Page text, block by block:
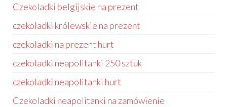
Czekoladki belgijskie na prezent
czekoladki królewskie na prezent
czekoladki na prezent hurt
czekoladki neapolitanki 250 sztuk
czekoladki neapolitanki hurt
Czekoladki neapolitanki na zamówienie